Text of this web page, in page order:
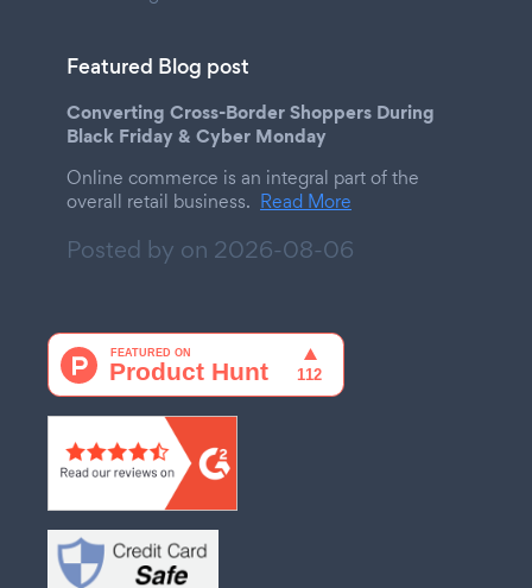
Featured Blog post
Converting Cross-Border Shoppers During
Black Friday & Cyber Monday
Online commerce is an integral part of the
overall retail business. Read More
Posted by on 2026-08-06